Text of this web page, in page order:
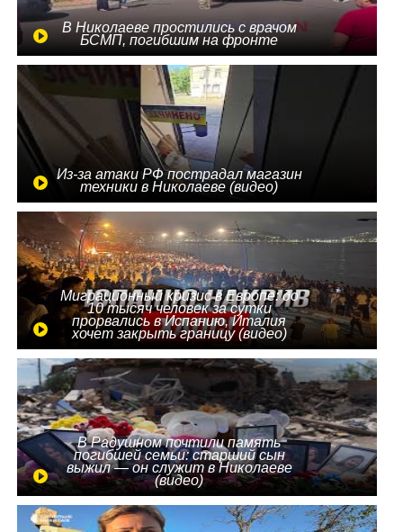
В Николаеве простились с врачом
БСМП, погибшим на фронте
Из-за атаки РФ пострадал магазин
техники в Николаеве (видео)
Миграционный кризис в Европе: до
10 тысяч человек за сутки
прорвались в Испанию, Италия
хочет закрыть границу (видео)
В Радушном почтили память
погибшей семьи: старший сын
выжил — он служит в Николаеве
(видео)